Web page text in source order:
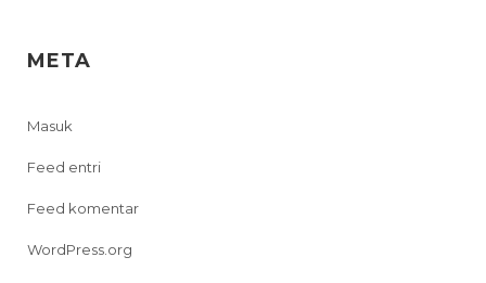
META
Masuk
Feed entri
Feed komentar
WordPress.org